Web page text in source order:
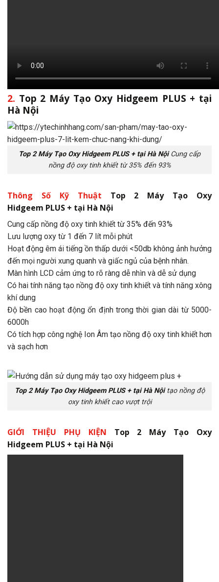
2. Top 2 Máy Tạo Oxy Hidgeem PLUS + tại
Hà Nội
Top 2 Máy Tạo Oxy Hidgeem PLUS + tại Hà NộiCung cấp
nồng độ oxy tinh khiết từ 35% đến 93%
Thông Số Kỹ Thuật Top 2 Máy Tạo Oxy
Hidgeem PLUS + tại Hà Nội
Cung cấp nồng độ oxy tinh khiết từ 35% đến 93%
Lưu lượng oxy từ 1 đến 7 lít mỗi phút
Hoạt động êm ái tiếng ồn thấp dưới <50db không ảnh hưởng
đến mọi người xung quanh và giấc ngủ của bệnh nhân.
Màn hình LCD cảm ứng to rõ ràng dễ nhìn và dễ sử dụng
Có hai tính năng tạo nồng độ oxy tinh khiết và tính năng xông
khí dung
Độ bền cao hoạt động ổn định trong thời gian dài từ 5000-
6000h
Có tích hợp công nghệ Ion Âm tạo nồng độ oxy tinh khiết hơn
và sạch hơn
Top 2 Máy Tạo Oxy Hidgeem PLUS + tại Hà Nộitạo nồng độ
oxy tinh khiết cao vượt trội
GIỚI THIỆU PHỤ KIỆN Top 2 Máy Tạo Oxy
Hidgeem PLUS + tại Hà Nội